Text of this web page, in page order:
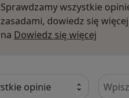
Sprawdzamy wszystkie
zasadami, dowiedz się
na Dowiedz się więcej